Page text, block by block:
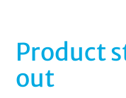
Product
out